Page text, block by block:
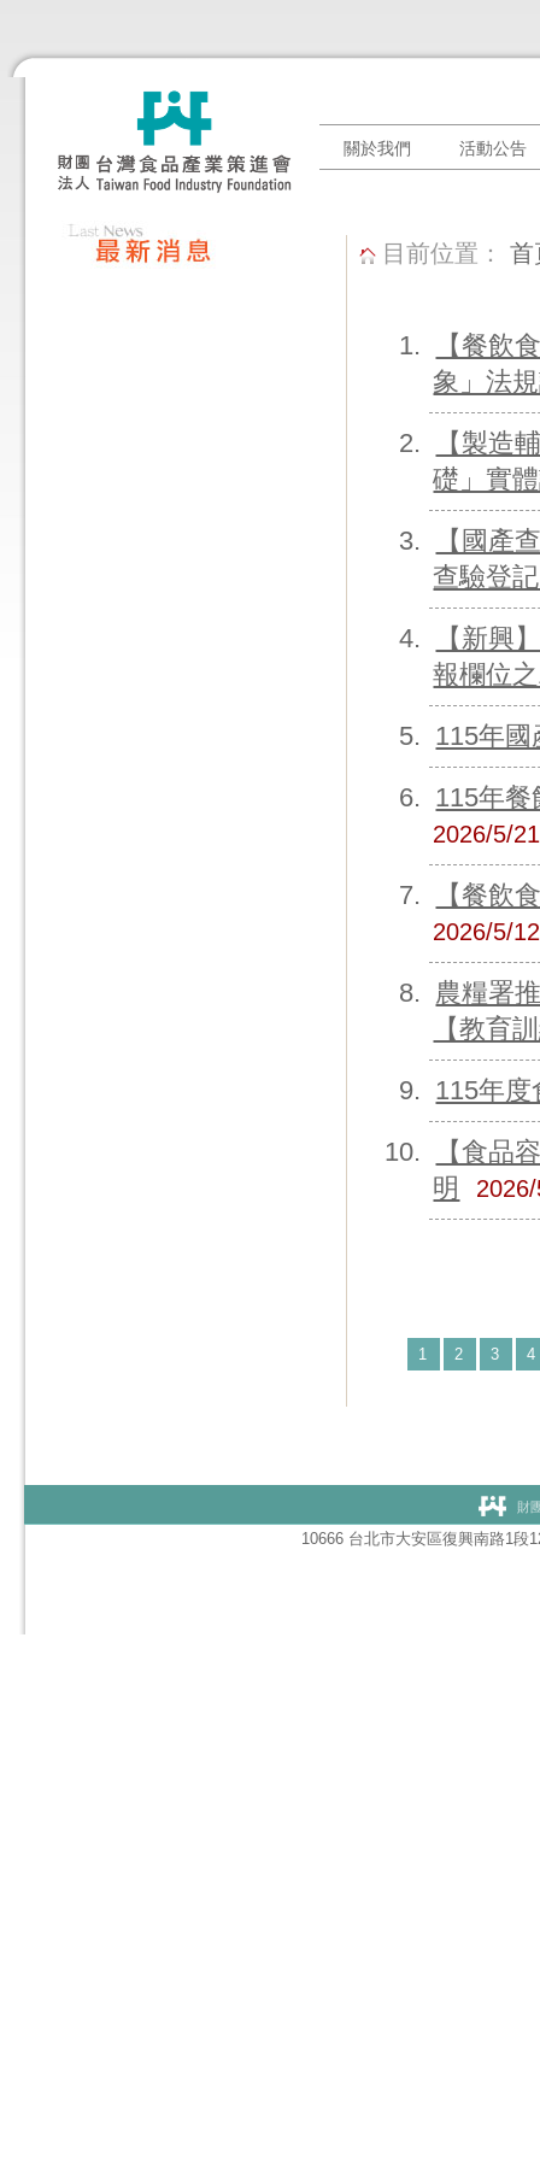
關於我們 活動公告
目前位置：首
【餐飲
象」法
【製造
礎」實
【國產
查驗登
【新興
報欄位
115年
115年
2026/5/21
【餐飲
2026/5/12
農糧署
【教育
115年
【食品
明
1 2 3 4
財
10666 台北市大安區復興南路1段